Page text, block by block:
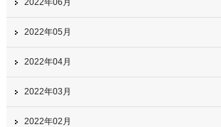
2022年05月
2022年04月
2022年03月
2022年02月